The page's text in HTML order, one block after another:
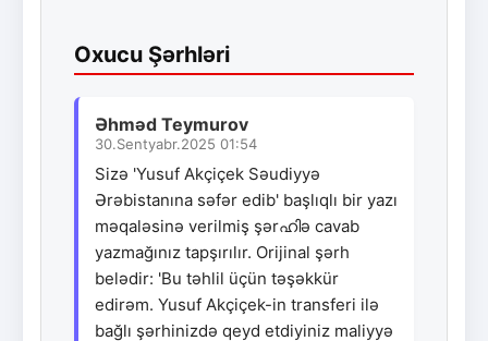
Oxucu Şərhləri
Əhməd Teymurov
30.Sentyabr.2025 01:54
Sizə 'Yusuf Akçiçek Səudiyyə
Ərəbistanına səfər edib' başlıqlı bir yazı
məqaləsinə verilmiş şərഹിə cavab
yazmağınız tapşırılır. Orijinal şərh
belədir: 'Bu təhlil üçün təşəkkür
edirəm. Yusuf Akçiçek-in transferi ilə
bağlı şərhinizdə qeyd etdiyiniz maliyyə